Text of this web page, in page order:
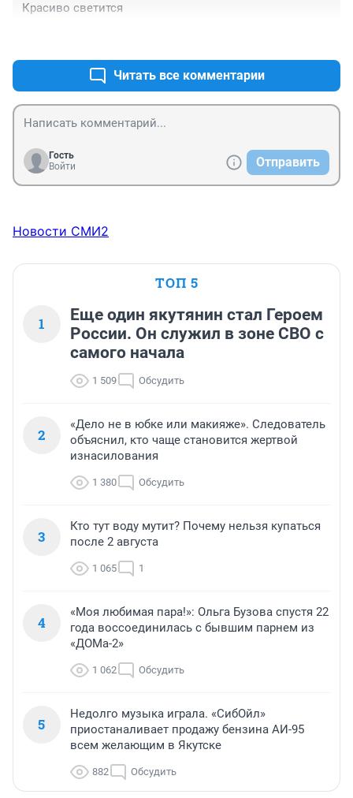
Красиво светится
Читать все комментарии
Гость
Войти
Отправить
Новости СМИ2
ТОП 5
1
Еще один якутянин стал Героем
России. Он служил в зоне СВО с
самого начала
1 509 Обсудить
2
«Дело не в юбке или макияже». Следователь
объяснил, кто чаще становится жертвой
изнасилования
1 380 Обсудить
3
Кто тут воду мутит? Почему нельзя купаться
после 2 августа
1 065 1
4
«Моя любимая пара!»: Ольга Бузова спустя 22
года воссоединилась с бывшим парнем из
«ДОМа-2»
1 062 Обсудить
5
Недолго музыка играла. «СибОйл»
приостаналивает продажу бензина АИ-95
всем желающим в Якутске
882 Обсудить